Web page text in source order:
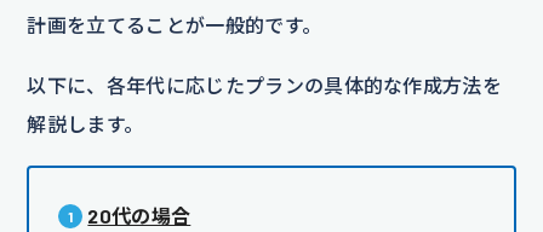
計画を立てることが一般的です。
以下に、各年代に応じたプランの具体的な作成方法を
解説します。
20代の場合